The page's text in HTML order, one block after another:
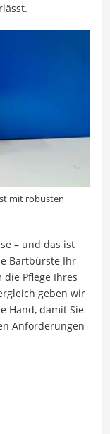
mit robusten
– und das ist
Bartbürste Ihr
Pflege Ihres
geben wir
Hand, damit Sie
Anforderungen